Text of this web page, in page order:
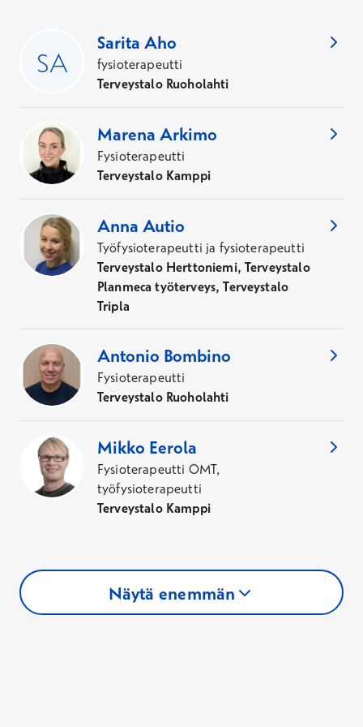
Kela-korvauksen jälkeen101,10 €
Erityisfysioterapia (esim. OMT, MDT, OMI,
Hinta 77,10-174,60 €, Kela-korvauksen jälkeen 62,10-
159,60 €.
Toteutunut keskihinta
142,27 €
Kela-korvauksen jälkeen127,27 €
Nuoren rasitusvammojen fysioterapian ensikäynti
Hinta voimassa 30.11.2026 saakka.
Hinta
94,00 €
Kela-korvauksen jälkeen79,00 €
Tutustu palveluun
Sarita Aho
fysioterapeutti
Terveystalo Ruoholahti
Marena Arkimo
Fysioterapeutti
Terveystalo Kamppi
Anna Autio
Työfysioterapeutti ja fysioterapeutti
Terveystalo Herttoniemi, Terveystalo
Planmeca työterveys, Terveystalo
Tripla
Antonio Bombino
Fysioterapeutti
Terveystalo Ruoholahti
Mikko Eerola
Fysioterapeutti OMT,
työfysioterapeutti
Terveystalo Kamppi
Näytä enemmän